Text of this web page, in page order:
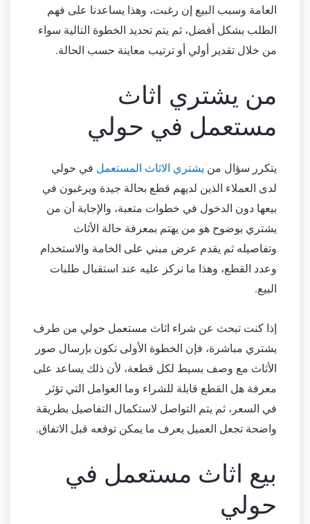
العامة وسبب البيع إن رغبت، وهذا يساعدنا على فهم
الطلب بشكل أفضل، ثم يتم تحديد الخطوة التالية سواء
من خلال تقدير أولي أو ترتيب معاينة حسب الحالة.
من يشتري اثاث
مستعمل في حولي
يتكرر سؤال من يشتري الاثاث المستعمل في حولي
لدى العملاء الذين لديهم قطع بحالة جيدة ويرغبون في
بيعها دون الدخول في خطوات متعبة، والإجابة أن من
يشتري بوضوح هو من يهتم بمعرفة حالة الأثاث
وتفاصيله ثم يقدم عرض مبني على الخامة والاستخدام
وعدد القطع، وهذا ما نركز عليه عند استقبال طلبات
البيع.
إذا كنت تبحث عن شراء اثاث مستعمل حولي من طرف
يشتري مباشرة، فإن الخطوة الأولى تكون بإرسال صور
الأثاث مع وصف بسيط لكل قطعة، لأن ذلك يساعد على
معرفة هل القطع قابلة للشراء وما العوامل التي تؤثر
في السعر، ثم يتم التواصل لاستكمال التفاصيل بطريقة
واضحة تجعل العميل يعرف ما يمكن توقعه قبل الاتفاق.
بيع اثاث مستعمل في
حولي